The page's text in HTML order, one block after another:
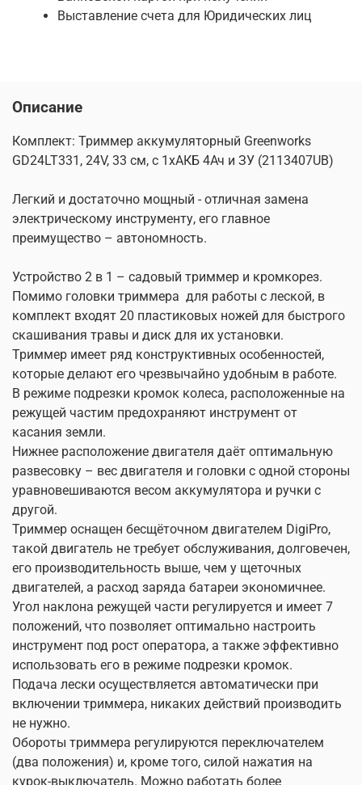
Выставление счета для Юридических лиц
Описание
Комплект: Триммер аккумуляторный Greenworks
GD24LT331, 24V, 33 см, с 1хАКБ 4Ач и ЗУ (2113407UB)
Легкий и достаточно мощный - отличная замена
электрическому инструменту, его главное
преимущество – автономность.
Устройство 2 в 1 – садовый триммер и кромкорез.
Помимо головки триммера для работы с леской, в
комплект входят 20 пластиковых ножей для быстрого
скашивания травы и диск для их установки.
Триммер имеет ряд конструктивных особенностей,
которые делают его чрезвычайно удобным в работе.
В режиме подрезки кромок колеса, расположенные на
режущей частим предохраняют инструмент от
касания земли.
Нижнее расположение двигателя даёт оптимальную
развесовку – вес двигателя и головки с одной стороны
уравновешиваются весом аккумулятора и ручки с
другой.
Триммер оснащен бесщёточном двигателем DigiPro,
такой двигатель не требует обслуживания, долговечен,
его производительность выше, чем у щеточных
двигателей, а расход заряда батареи экономичнее.
Угол наклона режущей части регулируется и имеет 7
положений, что позволяет оптимально настроить
инструмент под рост оператора, а также эффективно
использовать его в режиме подрезки кромок.
Подача лески осуществляется автоматически при
включении триммера, никаких действий производить
не нужно.
Обороты триммера регулируются переключателем
(два положения) и, кроме того, силой нажатия на
курок-выключатель. Можно работать более